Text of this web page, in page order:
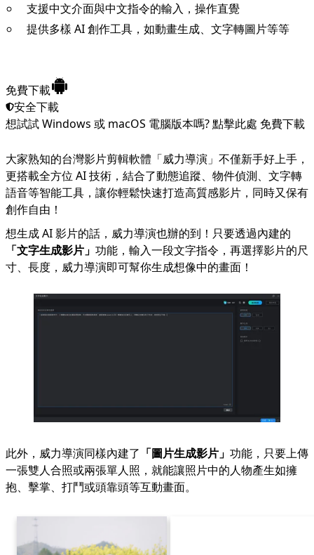
支援中文介面與中文指令的輸入，操作直覺
提供多樣 AI 創作工具，如動畫生成、文字轉圖片等等
免費下載
安全下載
想試試 Windows 或 macOS 電腦版本嗎?點擊此處 免費下載
大家熟知的台灣影片剪輯軟體「威力導演 」不僅新手好上手，
更搭載全方位 AI 技術，結合了動態追蹤、物件偵測、文字轉
語音等智能工具，讓你輕鬆快速打造高質感影片，同時又保有
創作自由！
想生成 AI 影片的話，威力導演也辦的到！只要透過內建的
「文字生成影片」 功能，輸入一段文字指令，再選擇影片的尺
寸、長度，威力導演即可幫你生成想像中的畫面！
此外，威力導演同樣內建了 「圖片生成影片」 功能，只要上傳
一張雙人合照或兩張單人照，就能讓照片中的人物產生如擁
抱、擊掌、打鬥或頭靠頭等互動畫面。